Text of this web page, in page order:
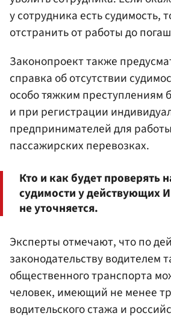
у сотрудника есть судимость,
отстранить от работы до
Законопроект также
справка об отсутствии
особо тяжким преступлениям
и при регистрации
предпринимателей для
пассажирских перевозках.
Кто и как будет проверять
судимости у действующих
не уточняется.
Эксперты отмечают, что по
законодательству водителем
общественного транспорта
человек, имеющий не менее
водительского стажа и